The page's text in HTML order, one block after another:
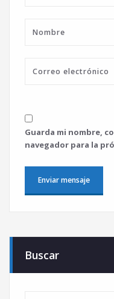
Guarda mi nombre,
navegador para la
Buscar